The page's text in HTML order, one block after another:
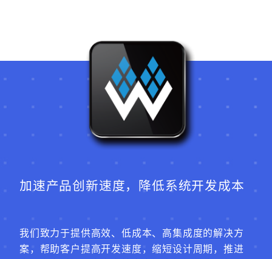
加速产品创新速度，降低系统开发成本
我们致力于提供高效、低成本、高集成度的解决方
案，帮助客户提高开发速度，缩短设计周期，推进